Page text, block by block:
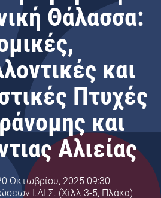
Θάλασσα:
και
Πτυχές
και
Αλιείας
Οκτωβρίου, 2025 09:30
Ι.ΔΙ.Σ. (Χίλλ 3-5, Πλάκα)